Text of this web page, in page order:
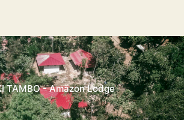
TAMBO - Amazon Lodge